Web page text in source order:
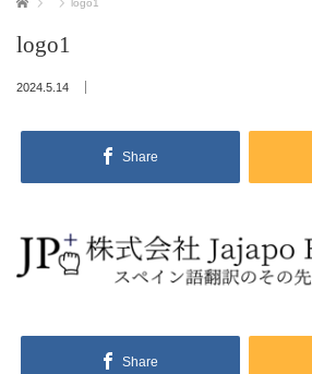
logo1
logo1
2024.5.14
Share
Share